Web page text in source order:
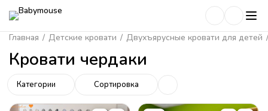
Главная / Детские кровати / Двухъярусные кровати для детей /
Кровати чердаки
Категории Сортировка